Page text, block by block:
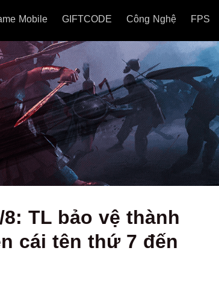
Mobile GIFTCODE Công Nghệ FPS
TL bảo vệ thành
cái tên thứ 7 đến